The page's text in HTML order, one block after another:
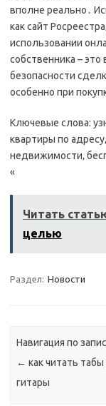
вполне реально․
как сайт
использовании
собственника –
безопасности
особенно при
Ключевые слова:
квартиры по
недвижимости‚
«
Читать
целью
Раздел: Новости
Навигация по
← как читать
гитары